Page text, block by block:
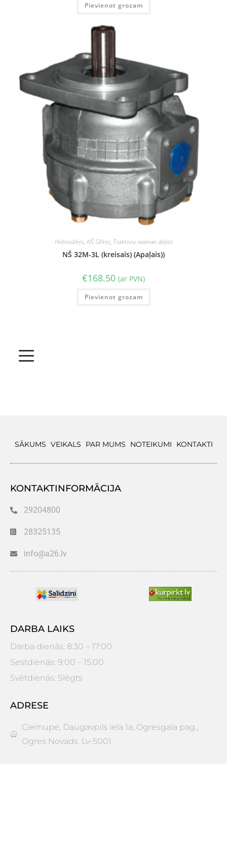
Pievienot grozam
Hidrosūkņi, NŠ Sūkņi, Traktoru rezerves daļas
NŠ 32M-3L (kreisais) (Apaļais))
€168.50 (ar PVN)
Pievienot grozam
SĀKUMS VEIKALS PAR MUMS NOTEIKUMI KONTAKTI
KONTAKTINFORMĀCIJA
29204800
28325135
info@a26.lv
DARBA LAIKS
Darba dienās: 8:30 – 17:00
Sestdienās: 9:00 – 15:00
Svētdienās: Slēgts
ADRESE
Ciemupe, Daugavpils iela 1a, Ogresgala pag.,
Ogres Novads. Lv-5001